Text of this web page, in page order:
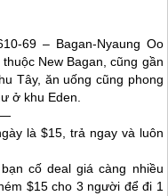
69 – Bagan-Nyaung Oo
New Bagan, cũng gần
Tây, ăn uống cũng phong
ở khu Eden.
là $15, trả ngay và luôn
cố deal giá càng nhiều
$15 cho 3 người để đi 1